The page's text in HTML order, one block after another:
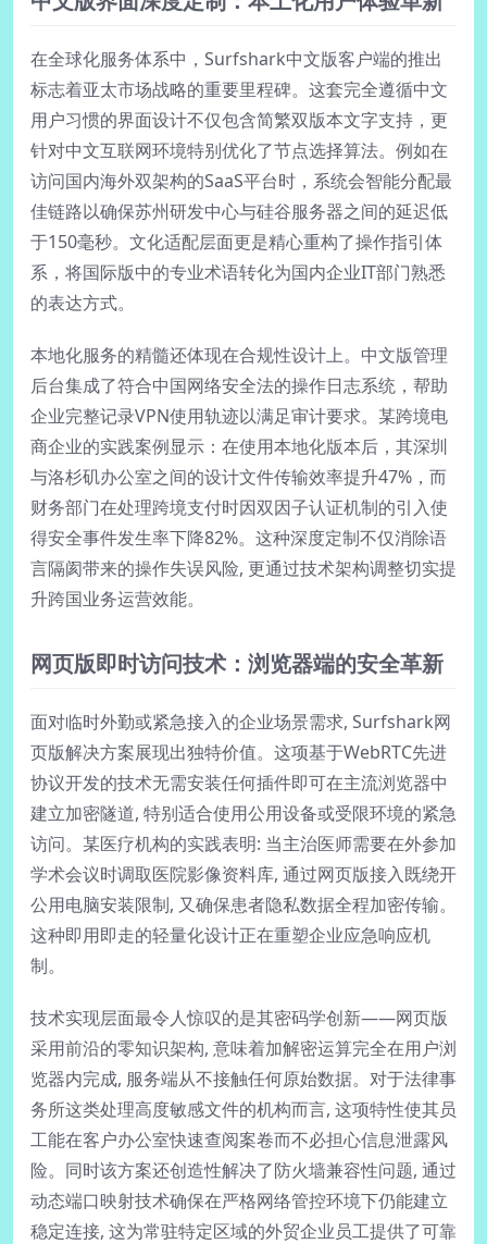
在全球化服务体系中，Surfshark中文版客户端的推出
标志着亚太市场战略的重要里程碑。这套完全遵循中文
用户习惯的界面设计不仅包含简繁双版本文字支持，更
针对中文互联网环境特别优化了节点选择算法。例如在
访问国内海外双架构的SaaS平台时，系统会智能分配最
佳链路以确保苏州研发中心与硅谷服务器之间的延迟低
于150毫秒。文化适配层面更是精心重构了操作指引体
系，将国际版中的专业术语转化为国内企业IT部门熟悉
的表达方式。
本地化服务的精髓还体现在合规性设计上。中文版管理
后台集成了符合中国网络安全法的操作日志系统，帮助
企业完整记录VPN使用轨迹以满足审计要求。某跨境电
商企业的实践案例显示：在使用本地化版本后，其深圳
与洛杉矶办公室之间的设计文件传输效率提升47%，而
财务部门在处理跨境支付时因双因子认证机制的引入使
得安全事件发生率下降82%。这种深度定制不仅消除语
言隔阂带来的操作失误风险, 更通过技术架构调整切实提
升跨国业务运营效能。
网页版即时访问技术：浏览器端的安全革新
面对临时外勤或紧急接入的企业场景需求, Surfshark网
页版解决方案展现出独特价值。这项基于WebRTC先进
协议开发的技术无需安装任何插件即可在主流浏览器中
建立加密隧道, 特别适合使用公用设备或受限环境的紧急
访问。某医疗机构的实践表明: 当主治医师需要在外参加
学术会议时调取医院影像资料库, 通过网页版接入既绕开
公用电脑安装限制, 又确保患者隐私数据全程加密传输。
这种即用即走的轻量化设计正在重塑企业应急响应机
制。
技术实现层面最令人惊叹的是其密码学创新——网页版
采用前沿的零知识架构, 意味着加解密运算完全在用户浏
览器内完成, 服务端从不接触任何原始数据。对于法律事
务所这类处理高度敏感文件的机构而言, 这项特性使其员
工能在客户办公室快速查阅案卷而不必担心信息泄露风
险。同时该方案还创造性解决了防火墙兼容性问题, 通过
动态端口映射技术确保在严格网络管控环境下仍能建立
稳定连接, 这为常驻特定区域的外贸企业员工提供了可靠